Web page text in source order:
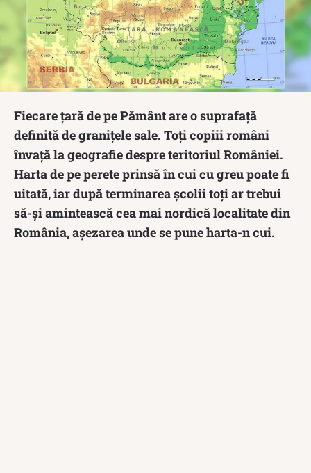
Fiecare țară de pe Pământ are o suprafață
definită de granițele sale. Toți copiii români
învață la geografie despre teritoriul României.
Harta de pe perete prinsă în cui cu greu poate fi
uitată, iar după terminarea școlii toți ar trebui
să-și amintească cea mai nordică localitate din
România, așezarea unde se pune harta-n cui.